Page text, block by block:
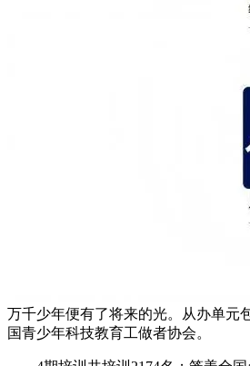
万千少年便有了将来的光。从办单元
国青少年科技教育工做者协会。